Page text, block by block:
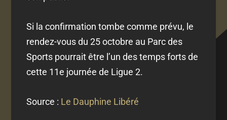
Si la confirmation tombe comme prévu, le
rendez-vous du 25 octobre au Parc des
Sports pourrait être l’un des temps forts de
cette 11e journée de Ligue 2.
Source : Le Dauphine Libéré